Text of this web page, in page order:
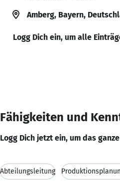
Amberg, Bayern,
Logg Dich ein, um alle
Fähigkeiten und
Logg Dich jetzt ein, um das
Abteilungsleitung